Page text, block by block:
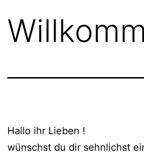
Hallo ihr Lieben !
wünschst du dir sehnlichst